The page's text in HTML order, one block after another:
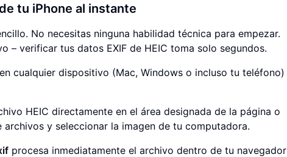
tu iPhone al instante
No necesitas ninguna habilidad técnica para empezar.
– verificar tus datos EXIF de HEIC toma solo segundos.
cualquier dispositivo (Mac, Windows o incluso tu teléfono)
HEIC directamente en el área designada de la página o
y seleccionar la imagen de tu computadora.
procesa inmediatamente el archivo dentro de tu navegador